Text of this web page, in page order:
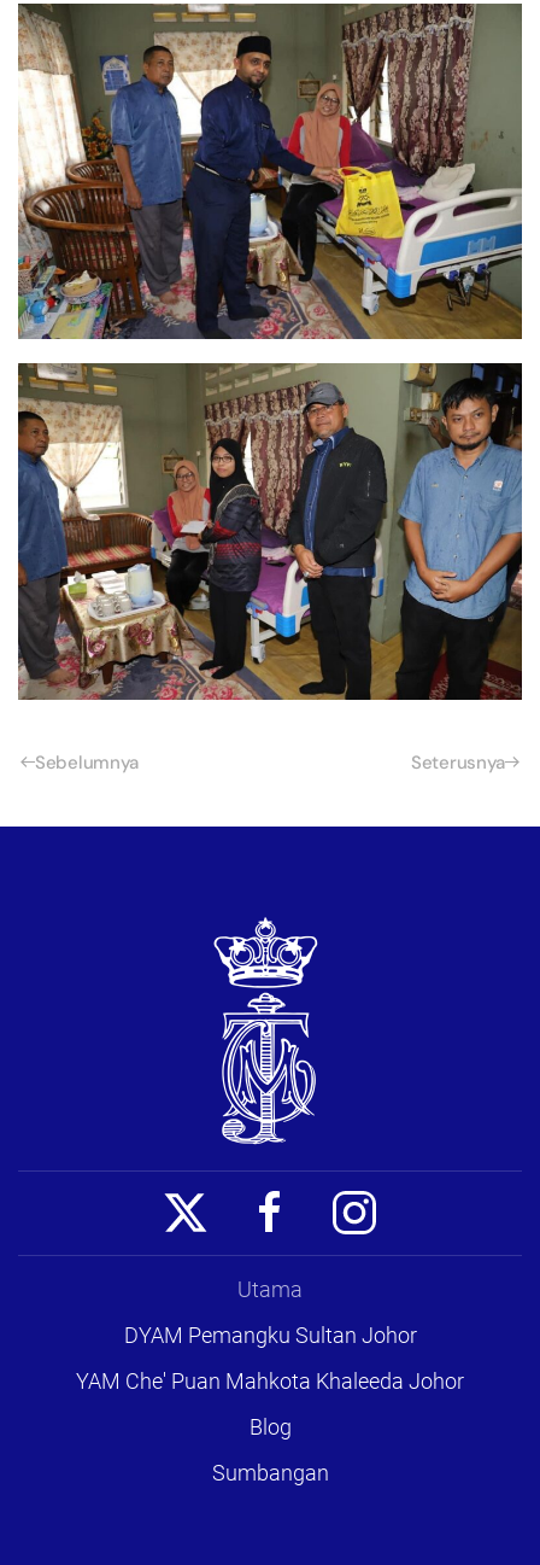
Sebelumnya Seterusnya
Utama
DYAM Pemangku Sultan Johor
YAM Che' Puan Mahkota Khaleeda Johor
Blog
Sumbangan